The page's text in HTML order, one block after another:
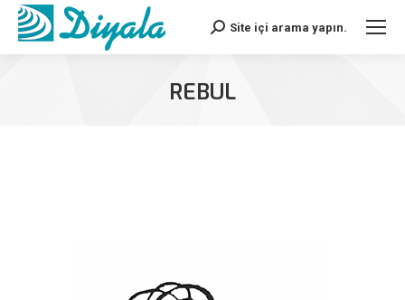
Search:Site içi arama yapın.
REBUL